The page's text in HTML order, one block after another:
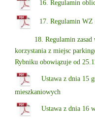
16. Regulamin
17. Regulamin WZ
18. Regulamin
korzystania z miejsc
Rybniku obowiązuje od
Ustawa z dnia 15
mieszkaniowych
Ustawa z dnia 16